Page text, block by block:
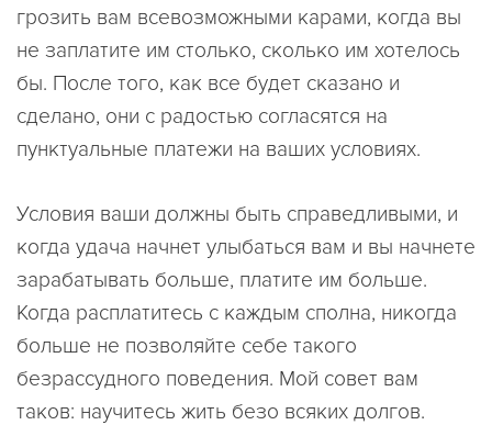
грозить вам всевозможными карами, когда вы
не заплатите им столько, сколько им хотелось
бы. После того, как все будет сказано и
сделано, они с радостью согласятся на
пунктуальные платежи на ваших условиях.
Условия ваши должны быть справедливыми, и
когда удача начнет улыбаться вам и вы начнете
зарабатывать больше, платите им больше.
Когда расплатитесь с каждым сполна, никогда
больше не позволяйте себе такого
безрассудного поведения. Мой совет вам
таков: научитесь жить безо всяких долгов.